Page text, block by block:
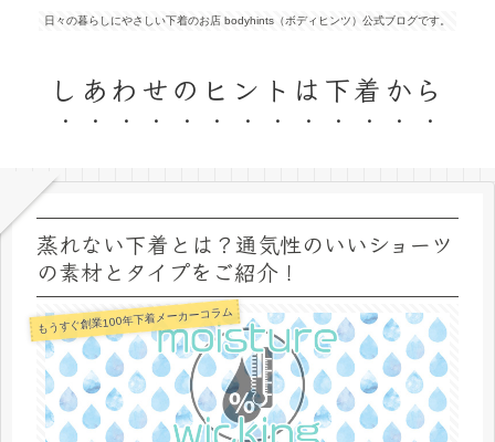
日々の暮らしにやさしい下着のお店 bodyhints（ボディヒンツ）公式ブログです。
しあわせのヒントは下着から
蒸れない下着とは？通気性のいいショーツ
の素材とタイプをご紹介！
もうすぐ創業100年下着メーカーコラム